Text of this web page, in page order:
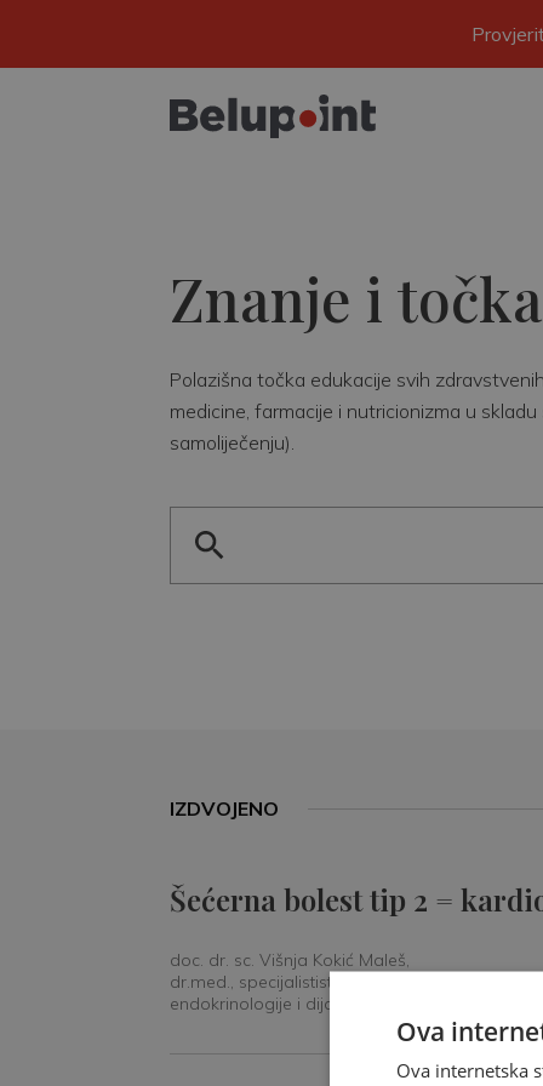
Znanje i točka
Polazišna točka edukacije svih
medicine, farmacije i nutricionizma u
samoliječenju).
IZDVOJENO
Šećerna bolest tip 2 =
doc. dr. sc. Višnja Kokić Maleš,
dr.med., specijalististica
endokrinologije i dijabetologije
Ova
Ova internetska